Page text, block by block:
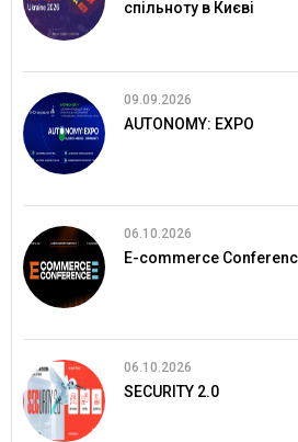
спільноту в Києві
09.09.2026
AUTONOMY: EXPO
06.10.2026
E-commerce
06.10.2026
SECURITY 2.0